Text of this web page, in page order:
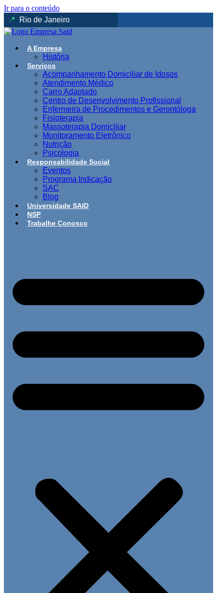
Ir para o conteúdo
📍
A Empresa
História
Serviços
Acompanhamento Domiciliar de Idosos
Atendimento Médico
Carro Adaptado
Centro de Desenvolvimento Profissional
Enfermeira de Procedimentos e Gerontóloga
Fisioterapia
Massoterapia Domiciliar
Monitoramento Eletrônico
Nutrição
Psicologia
Responsabilidade Social
Eventos
Programa Indicação
SAC
Blog
Universidade SAID
NSP
Trabalhe Conosco